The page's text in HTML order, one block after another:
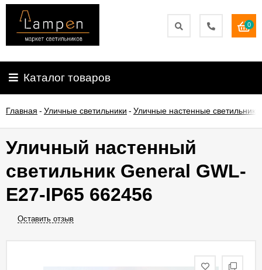
Контакты
освещения
О
0
Каталог товаров
Главная - Уличные светильники - Уличные настенные светильники
Уличный настенный
светильник General GWL-
E27-IP65 662456
Оставить отзыв